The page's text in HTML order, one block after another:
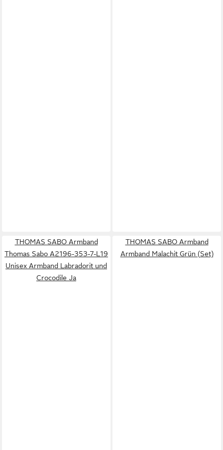
THOMAS SABO Armband
Thomas Sabo A2196-353-7-L19
Unisex Armband Labradorit und
Crocodile Ja
THOMAS SABO Armband
Armband Malachit Grün (Set)